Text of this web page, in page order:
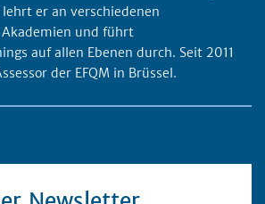
er an verschiedenen
und führt
auf allen Ebenen durch. Seit 2011
der EFQM in Brüssel.